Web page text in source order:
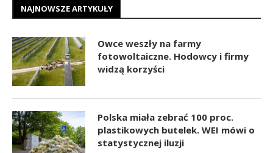
NAJNOWSZE ARTYKUŁY
Owce weszły na farmy
fotowoltaiczne. Hodowcy i firmy
widzą korzyści
Polska miała zebrać 100 proc.
plastikowych butelek. WEI mówi o
statystycznej iluzji